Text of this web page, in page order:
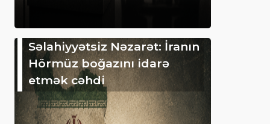
Səlahiyyətsiz Nəzarət: İranın
Hörmüz boğazını idarə
etmək cəhdi